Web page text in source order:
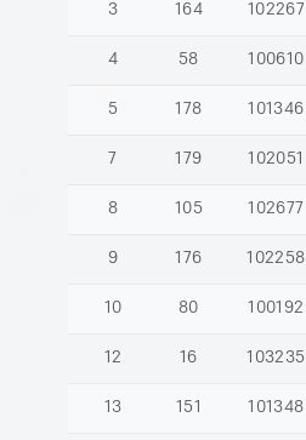
3 164 102267
4 58 100610
5 178 101346
7 179 102051
8 105 102677
9 176 102258
10 80 100192
12 16 103235
13 151 101348